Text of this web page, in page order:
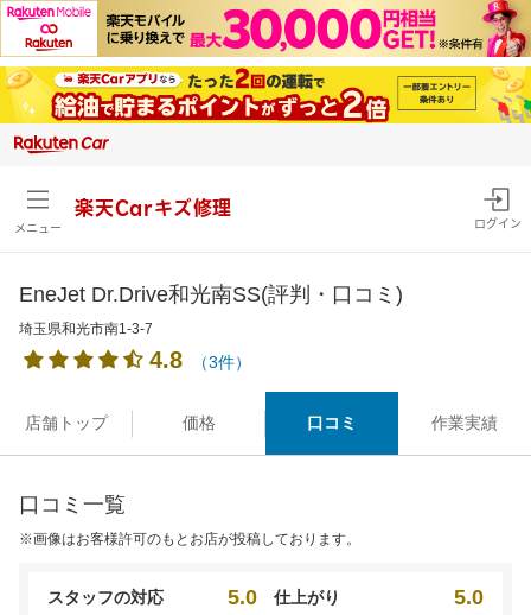
メニュー
楽天Carキズ修理
ログイン
EneJet Dr.Drive和光南SS(評判・口コミ)
埼玉県和光市南1-3-7
4.8 （3件）
店舗トップ 価格 口コミ 作業実績
口コミ一覧
※画像はお客様許可のもとお店が投稿しております。
スタッフの対応 5.0 仕上がり 5.0